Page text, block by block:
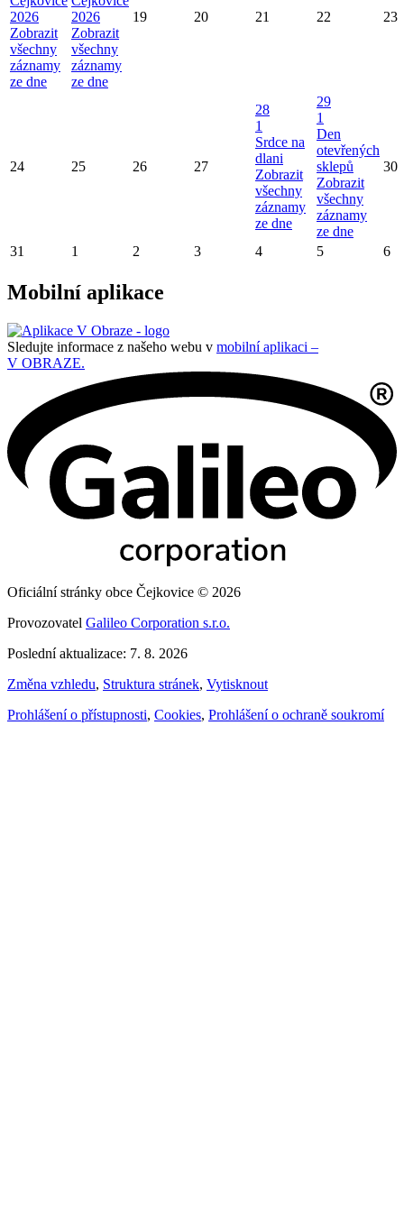
2026
Zobrazit
všechny
záznamy
ze dne
2026
Zobrazit
všechny
záznamy
ze dne
19 20 21 22 23
24 25 26 27
28
1
Srdce na
dlani
Zobrazit
všechny
záznamy
ze dne
29
1
Den
otevřených
sklepů
Zobrazit
všechny
záznamy
ze dne
30
31 1 2 3 4 5 6
Mobilní aplikace
Sledujte informace z našeho webu v mobilní aplikaci –
V OBRAZE.
Oficiální stránky obce Čejkovice © 2026
Provozovatel Galileo Corporation s.r.o.
Poslední aktualizace: 7. 8. 2026
Změna vzhledu, Struktura stránek, Vytisknout
Prohlášení o přístupnosti, Cookies, Prohlášení o ochraně soukromí